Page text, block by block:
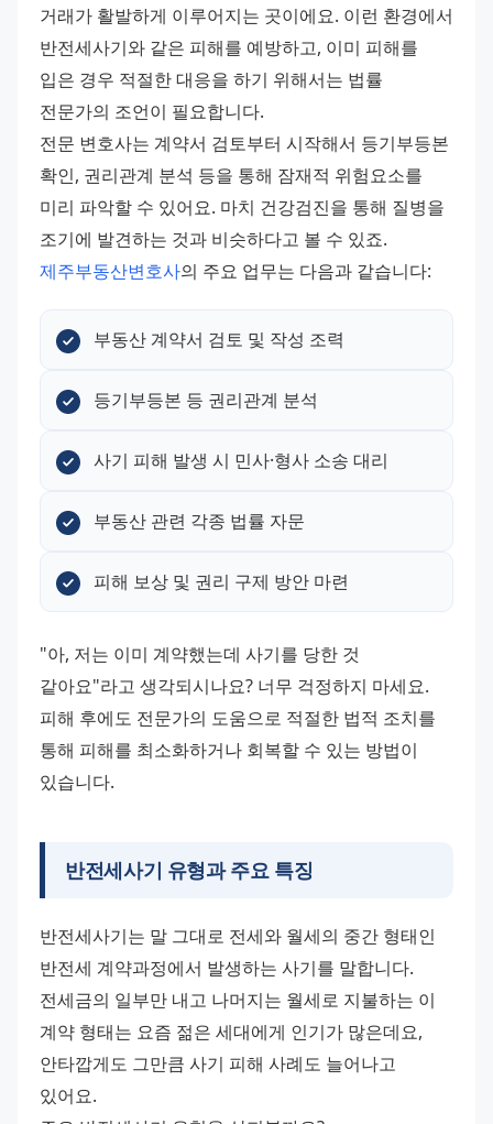
거래가 활발하게 이루어지는 곳이에요. 이런 환경에서
반전세사기와 같은 피해를 예방하고, 이미 피해를
입은 경우 적절한 대응을 하기 위해서는 법률
전문가의 조언이 필요합니다.
전문 변호사는 계약서 검토부터 시작해서 등기부등본
확인, 권리관계 분석 등을 통해 잠재적 위험요소를
미리 파악할 수 있어요. 마치 건강검진을 통해 질병을
조기에 발견하는 것과 비슷하다고 볼 수 있죠.
제주부동산변호사의 주요 업무는 다음과 같습니다:
부동산 계약서 검토 및 작성 조력
등기부등본 등 권리관계 분석
사기 피해 발생 시 민사·형사 소송 대리
부동산 관련 각종 법률 자문
피해 보상 및 권리 구제 방안 마련
"아, 저는 이미 계약했는데 사기를 당한 것
같아요"라고 생각되시나요? 너무 걱정하지 마세요.
피해 후에도 전문가의 도움으로 적절한 법적 조치를
통해 피해를 최소화하거나 회복할 수 있는 방법이
있습니다.
반전세사기 유형과 주요 특징
반전세사기는 말 그대로 전세와 월세의 중간 형태인
반전세 계약과정에서 발생하는 사기를 말합니다.
전세금의 일부만 내고 나머지는 월세로 지불하는 이
계약 형태는 요즘 젊은 세대에게 인기가 많은데요,
안타깝게도 그만큼 사기 피해 사례도 늘어나고
있어요.